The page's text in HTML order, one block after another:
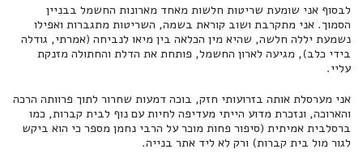
לבסוף אני שומעת שריטות חלשות מאחד מארונות החשמל בבניין
הסמוך. אני מתקרבת ושוב קוראת בשמה, השריטות מתגברות ואפילו
נשמעת יללה חלשה, שהיא מין הכלאה בין מיאו לנביחה (אמרתי, גודלה
בידי כלב), מגיעה לארון החשמל, פותחת את הדלת והחתולה מזנקת
עליי.
אני מערסלת אותה בזרועותי חזק, בוכה דמעות שחרור לתוך פרוותה הרכה
והארוכה, ונזכרת מדוע הייתי מעדיפה לחיות עם נוף לבית קברות, כמו
ברסלבית אמיתית (סיפור פחות מוכר על הרבי נחמן מספר כי הוא ביקש
לגור מול בית קברות) ורק לא ליד אתר בנייה.